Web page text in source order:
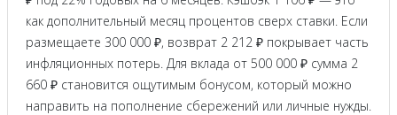
как дополнительный месяц процентов сверх ставки. Если
размещаете 300 000 ₽, возврат 2 212 ₽ покрывает часть
инфляционных потерь. Для вклада от 500 000 ₽ сумма 2
660 ₽ становится ощутимым бонусом, который можно
направить на пополнение сбережений или личные нужды.